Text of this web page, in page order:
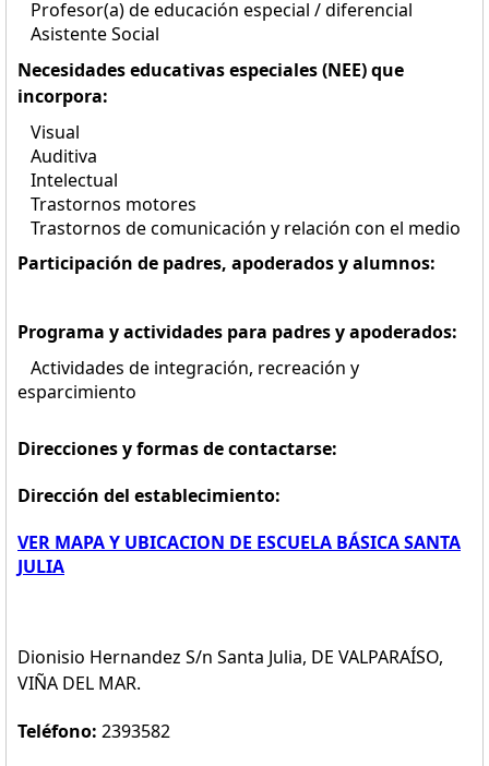
Profesor(a) de educación especial / diferencial
Asistente Social
Necesidades educativas especiales (NEE) que
incorpora:
Visual
Auditiva
Intelectual
Trastornos motores
Trastornos de comunicación y relación con el medio
Participación de padres, apoderados y alumnos:
Programa y actividades para padres y apoderados:
Actividades de integración, recreación y
esparcimiento
Direcciones y formas de contactarse:
Dirección del establecimiento:
VER MAPA Y UBICACION DE ESCUELA BÁSICA SANTA
JULIA
Dionisio Hernandez S/n Santa Julia, DE VALPARAÍSO,
VIÑA DEL MAR.
Teléfono: 2393582